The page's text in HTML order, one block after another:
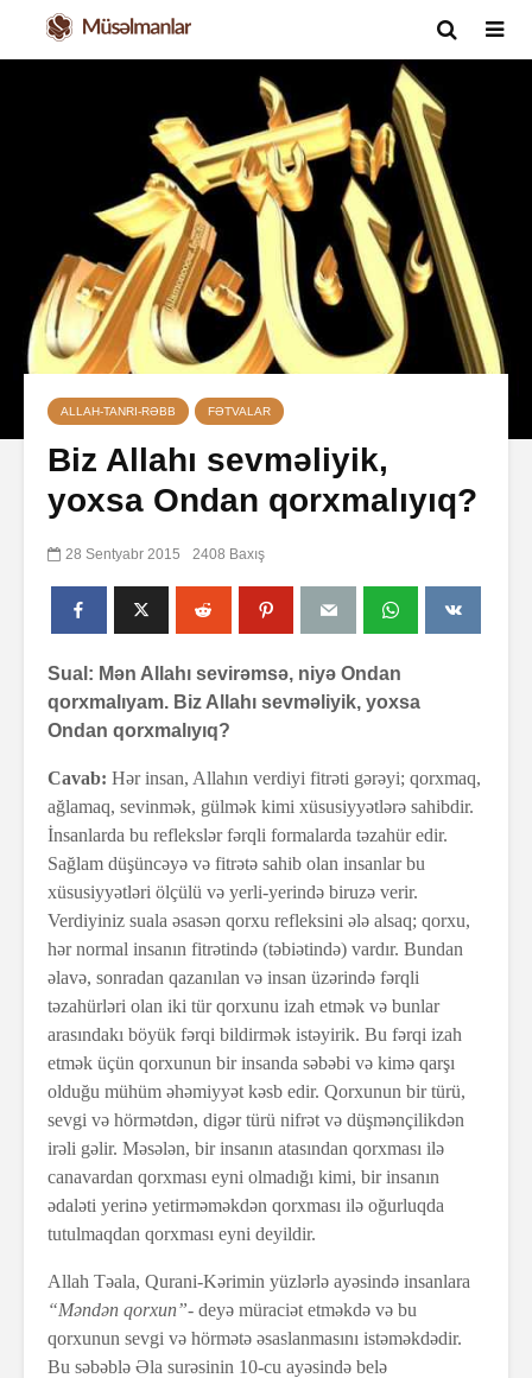
ALLAH-TANRI-RƏBB FƏTVALAR
Biz Allahı sevməliyik,
yoxsa Ondan qorxmalıyıq?
28 Sentyabr 2015 2408 Baxış
Sual: Mən Allahı sevirəmsə, niyə Ondan
qorxmalıyam. Biz Allahı sevməliyik, yoxsa
Ondan qorxmalıyıq?
Cavab: Hər insan, Allahın verdiyi fitrəti gərəyi; qorxmaq,
ağlamaq, sevinmək, gülmək kimi xüsusiyyətlərə sahibdir.
İnsanlarda bu reflekslər fərqli formalarda təzahür edir.
Sağlam düşüncəyə və fitrətə sahib olan insanlar bu
xüsusiyyətləri ölçülü və yerli-yerində biruzə verir.
Verdiyiniz suala əsasən qorxu refleksini ələ alsaq; qorxu,
hər normal insanın fitrətində (təbiətində) vardır. Bundan
əlavə, sonradan qazanılan və insan üzərində fərqli
təzahürləri olan iki tür qorxunu izah etmək və bunlar
arasındakı böyük fərqi bildirmək istəyirik. Bu fərqi izah
etmək üçün qorxunun bir insanda səbəbi və kimə qarşı
olduğu mühüm əhəmiyyət kəsb edir. Qorxunun bir türü,
sevgi və hörmətdən, digər türü nifrət və düşmənçilikdən
irəli gəlir. Məsələn, bir insanın atasından qorxması ilə
canavardan qorxması eyni olmadığı kimi, bir insanın
ədaləti yerinə yetirməməkdən qorxması ilə oğurluqda
tutulmaqdan qorxması eyni deyildir.
Allah Təala, Qurani-Kərimin yüzlərlə ayəsində insanlara
“Məndən qorxun”- deyə müraciət etməkdə və bu
qorxunun sevgi və hörmətə əsaslanmasını istəməkdədir.
Bu səbəblə Əla surəsinin 10-cu ayəsində belə